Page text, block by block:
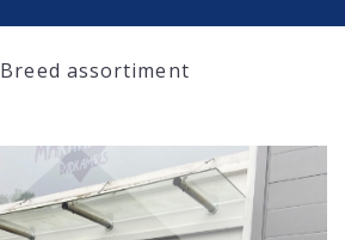
Breed assortiment